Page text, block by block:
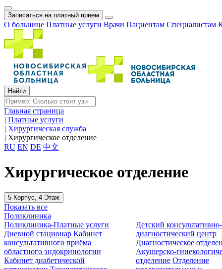
Записаться на платный прием
О больнице Платные услуги Врачи Пациентам Специалистам
Главная страница
| Платные услуги
| Хирургическая служба
| Хирургическое отделение
RU EN DE 中文
Хирургическое отделение
5 Корпус, 4 Этаж
Показать все
Поликлиника
Поликлиника-Платные услуги
Дневной стационар Кабинет
консультативного приёма
областного эндокринологии
Кабинет диабетической
Детский консультативно-
диагностический центр
Диагностическое
Акушерско-
отделение Отделение